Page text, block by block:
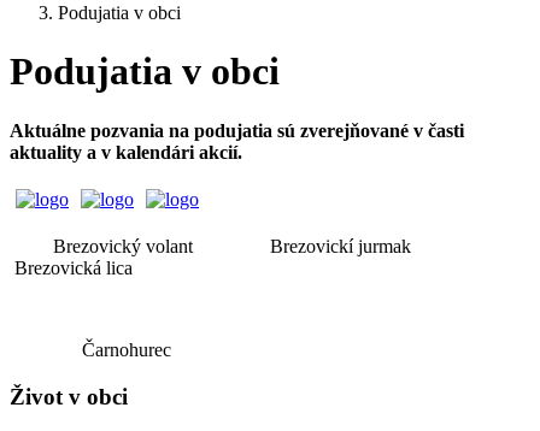
Podujatia v obci
Podujatia v obci
Aktuálne pozvania na podujatia sú zverejňované v časti
aktuality a v kalendári akcií.
Brezovický volant Brezovickí jurmak
Brezovická lica
Čarnohurec
Život v obci